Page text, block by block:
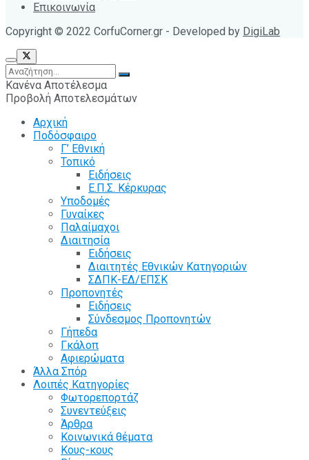
Επικοινωνία
Copyright © 2022 CorfuCorner.gr - Developed by DigiLab
Κανένα Αποτέλεσμα
Προβολή Αποτελεσμάτων
Αρχική
Ποδόσφαιρο
Γ’ Εθνική
Τοπικό
Ειδήσεις
Ε.Π.Σ. Κέρκυρας
Υποδομές
Γυναίκες
Παλαίμαχοι
Διαιτησία
Ειδήσεις
Διαιτητές Εθνικών Κατηγοριών
ΣΔΠΚ-ΕΔ/ΕΠΣΚ
Προπονητές
Ειδήσεις
Σύνδεσμος Προπονητών
Γήπεδα
Γκάλοπ
Αφιερώματα
Άλλα Σπόρ
Λοιπές Κατηγορίες
Φωτορεπορτάζ
Συνεντεύξεις
Άρθρα
Κοινωνικά θέματα
Κους-κους